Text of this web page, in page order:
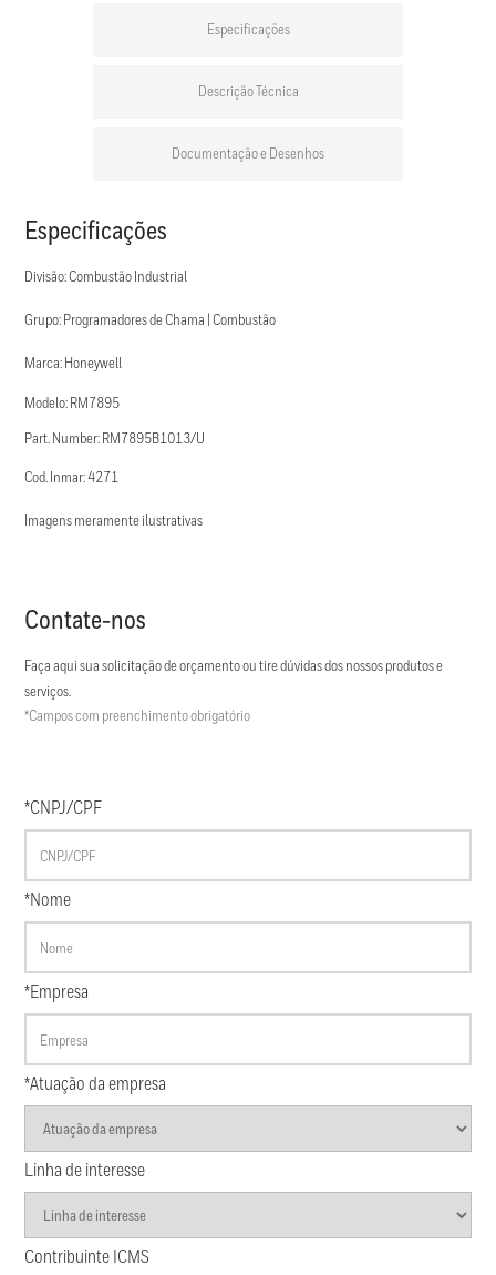
Especificações
Descrição Técnica
Documentação e Desenhos
Especificações
Divisão: Combustão Industrial
Grupo: Programadores de Chama | Combustão
Marca: Honeywell
Modelo: RM7895
Part. Number: RM7895B1013/U
Cod. Inmar: 4271
Imagens meramente ilustrativas
Contate-nos
Faça aqui sua solicitação de orçamento ou tire dúvidas dos nossos produtos e
serviços.
*Campos com preenchimento obrigatório
*CNPJ/CPF
*Nome
*Empresa
*Atuação da empresa
Linha de interesse
Contribuinte ICMS